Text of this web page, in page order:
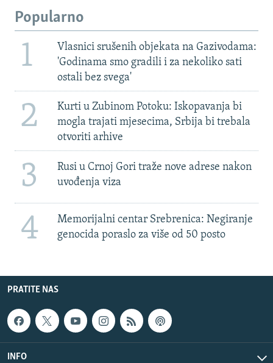
Popularno
1
Vlasnici srušenih objekata na Gazivodama:
'Godinama smo gradili i za nekoliko sati
ostali bez svega'
2
Kurti u Zubinom Potoku: Iskopavanja bi
mogla trajati mjesecima, Srbija bi trebala
otvoriti arhive
3
Rusi u Crnoj Gori traže nove adrese nakon
uvođenja viza
4
Memorijalni centar Srebrenica: Negiranje
genocida poraslo za više od 50 posto
PRATITE NAS
INFO